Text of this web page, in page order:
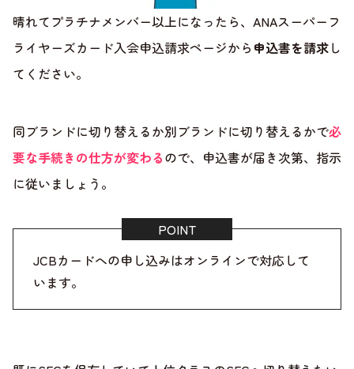
晴れてプラチナメンバー以上になったら、ANAスーパーフ
ライヤーズカード入会申込請求ページから 申込書を請求し
てください。
同ブランドに切り替えるか別ブランドに切り替えるかで必
要な手続きの仕方が変わるので、申込書が届き次第、指示
に従いましょう。
JCBカードへの申し込みはオンラインで対応して
います。